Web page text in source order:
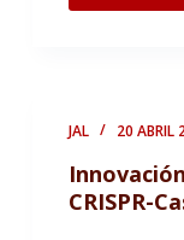
JAL 20 ABRIL
CRISPR-